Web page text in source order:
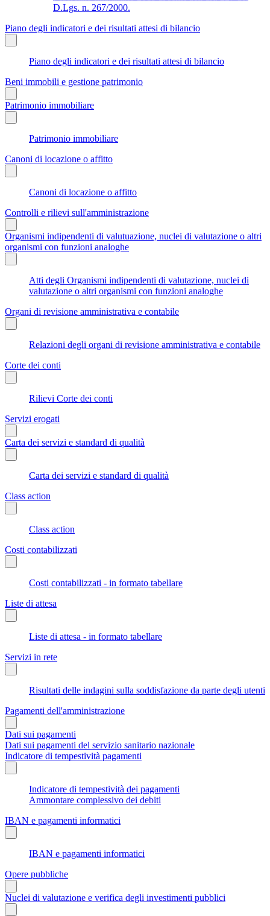
D.Lgs. n. 267/2000.
Piano degli indicatori e dei risultati attesi di bilancio
Piano degli indicatori e dei risultati attesi di bilancio
Beni immobili e gestione patrimonio
Patrimonio immobiliare
Patrimonio immobiliare
Canoni di locazione o affitto
Canoni di locazione o affitto
Controlli e rilievi sull'amministrazione
Organismi indipendenti di valutuazione, nuclei di valutazione o altri
organismi con funzioni analoghe
Atti degli Organismi indipendenti di valutazione, nuclei di
valutazione o altri organismi con funzioni analoghe
Organi di revisione amministrativa e contabile
Relazioni degli organi di revisione amministrativa e contabile
Corte dei conti
Rilievi Corte dei conti
Servizi erogati
Carta dei servizi e standard di qualità
Carta dei servizi e standard di qualità
Class action
Class action
Costi contabilizzati
Costi contabilizzati - in formato tabellare
Liste di attesa
Liste di attesa - in formato tabellare
Servizi in rete
Risultati delle indagini sulla soddisfazione da parte degli utenti
Pagamenti dell'amministrazione
Dati sui pagamenti
Dati sui pagamenti del servizio sanitario nazionale
Indicatore di tempestività pagamenti
Indicatore di tempestività dei pagamenti
Ammontare complessivo dei debiti
IBAN e pagamenti informatici
IBAN e pagamenti informatici
Opere pubbliche
Nuclei di valutazione e verifica degli investimenti pubblici